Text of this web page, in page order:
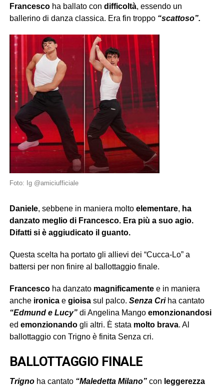
Francescoha ballato con difficoltà, essendo un
ballerino di danza classica. Era fin troppo “scattoso”.
Foto: Ig @amiciufficiale
Daniele, sebbene in maniera molto elementare, ha
danzato meglio di Francesco. Era più a suo agio.
Difatti si è aggiudicato il guanto.
Questa scelta ha portato gli allievi dei “Cucca-Lo” a
battersi per non finire al ballottaggio finale.
Francescoha danzato magnificamentee in maniera
anche ironicae gioisasul palco. Senza Cri ha cantato
“Edmund e Lucy” di Angelina Mango emonzionandosi
ed emonzionandogli altri. È stata molto brava. Al
ballottaggio con Trigno è finita Senza cri.
BALLOTTAGGIO FINALE
Trigno ha cantato “Maledetta Milano”con leggerezza